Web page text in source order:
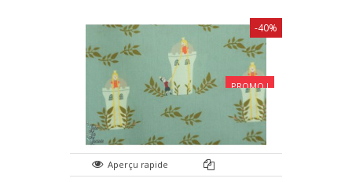
PROMO !
Aperçu rapide
-40%